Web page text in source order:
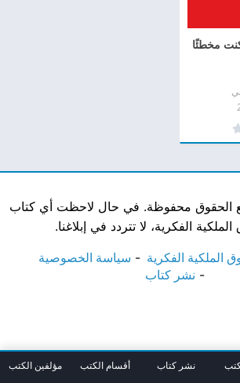
مخطئًا
الحقوق محفوظة. في حال لاحظت أي كتاب
الفكرية، لا تتردد في إبلاغنا.
الملكية الفكرية
سياسة الخصوصية
نشر كتاب
نشر كتاب أقسام الكتب مؤلفين الكتب